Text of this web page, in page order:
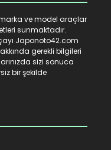
ve model araçlar
sunmaktadır.
Japonoto42.com
gerekli bilgileri
sizi sonuca
bir şekilde